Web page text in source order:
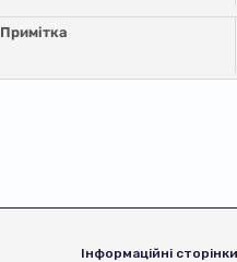
Примітка
Інформаційні сторінки